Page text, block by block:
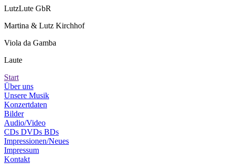
LutzLute GbR
Martina & Lutz Kirchhof
Viola da Gamba
Laute
Start
Über uns
Unsere Musik
Konzertdaten
Bilder
Audio/Video
CDs DVDs BDs
Impressionen/Neues
Impressum
Kontakt